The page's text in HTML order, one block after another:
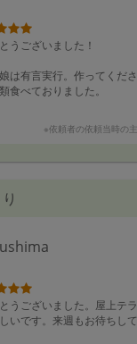
うございました！
は有言実行。作ってくだ
食べておりました。
て過ごせることが何よりの
て身体も喜ぶ料理の数々
※依頼者の依頼当時の
うございました。屋上テ
いです。来週もお待ちして